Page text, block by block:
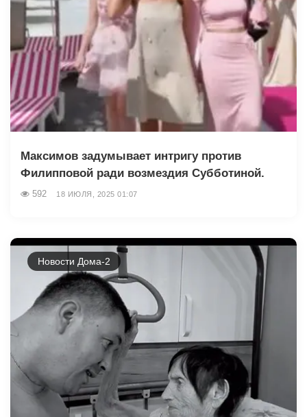
Максимов задумывает интригу против
Филипповой ради возмездия Субботиной.
592 18 ИЮЛЯ, 2025 01:07
Новости Дома-2